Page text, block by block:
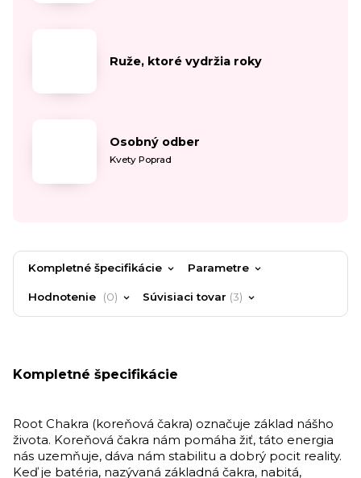
Ruže, ktoré vydržia roky
Osobný odber
Kvety Poprad
Kompletné špecifikácie Parametre
Hodnotenie 0 Súvisiaci tovar 3
Kompletné špecifikácie
Root Chakra (koreňová čakra) označuje základ nášho
života. Koreňová čakra nám pomáha žiť, táto energia
nás uzemňuje, dáva nám stabilitu a dobrý pocit reality.
Keď je batéria, nazývaná základná čakra, nabitá,